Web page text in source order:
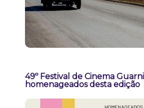
49º Festival de Cinema
homenageados desta edição